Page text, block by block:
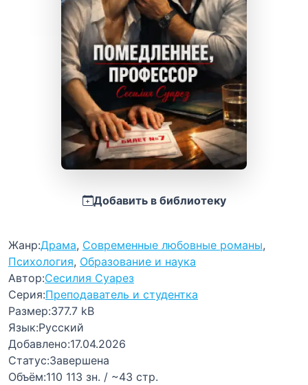
Добавить в библиотеку
Жанр:Драма, Современные любовные романы,
Психология, Образование и наука
Автор:Сесилия Суарез
Серия:Преподаватель и студентка
Размер:377.7 kB
Язык:Русский
Добавлено:17.04.2026
Статус:Завершена
Объём:110 113 зн. / ~43 стр.